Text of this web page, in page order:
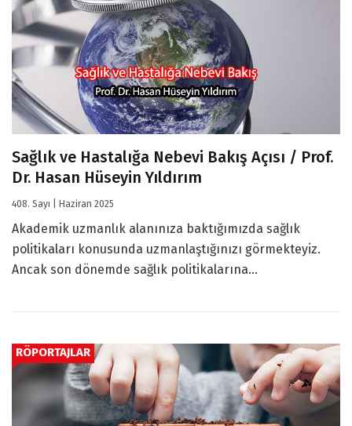
Sağlık ve Hastalığa Nebevi Bakış Açısı / Prof.
Dr. Hasan Hüseyin Yıldırım
408. Sayı | Haziran 2025
Akademik uzmanlık alanınıza baktığımızda sağlık
politikaları konusunda uzmanlaştığınızı görmekteyiz.
Ancak son dönemde sağlık politikalarına...
RÖPORTAJLAR